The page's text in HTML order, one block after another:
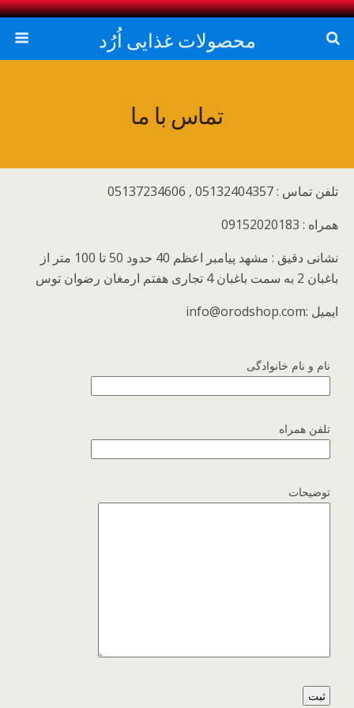
محصولات غذایی اُرُد
تماس با ما
تلفن تماس : 05132404357 , 05137234606
همراه : 09152020183
نشانی دقیق : مشهد پیامبر اعظم 40 حدود 50 تا 100 متر از
باغبان 2 به سمت باغبان 4 تجاری هفتم ارمغان رضوان توس
ایمیل :info@orodshop.com
نام و نام خانوادگی
تلفن همراه
توضیحات